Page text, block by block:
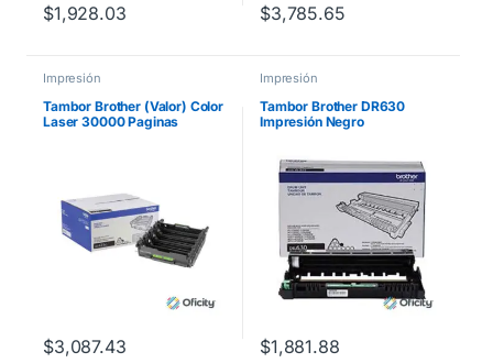
$1,928.03 $3,785.65
Impresión
Tambor Brother (Valor) Color
Laser 30000 Paginas
$3,087.43
Impresión
Tambor Brother DR630
Impresión Negro
40DW/MFCL2700D/MFCL2
72 Negro
$1,881.88